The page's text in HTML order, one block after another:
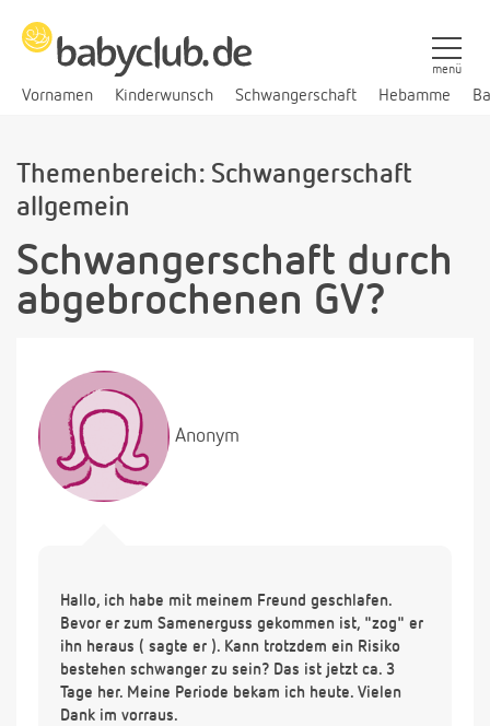
Vornamen Kinderwunsch Schwangerschaft Hebamme
menü
Themenbereich: Schwangerschaft
allgemein
Schwangerschaft durch
abgebrochenen GV?
Anonym
Hallo, ich habe mit meinem Freund geschlafen.
Bevor er zum Samenerguss gekommen ist, "zog" er
ihn heraus ( sagte er ). Kann trotzdem ein Risiko
bestehen schwanger zu sein? Das ist jetzt ca. 3
Tage her. Meine Periode bekam ich heute. Vielen
Dank im vorraus.